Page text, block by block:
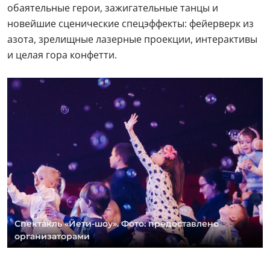
обаятельные герои, зажигательные танцы и
новейшие сценические спецэффекты: фейерверк из
азота, зрелищные лазерные проекции, интерактивы
и целая гора конфетти.
Спектакль «Йети-шоу». Фото: предоставлено
организаторами